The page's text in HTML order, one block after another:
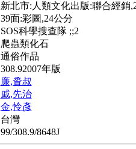
新北市:人類文化出版:聯合經銷
39面:彩圖,24公分
SOS科學搜查隊 ;;2
爬蟲類化石
通俗作品
308.92007年版
廉,脀叔
戚,先治
金,怜彥
台灣
99/308.9/8648J